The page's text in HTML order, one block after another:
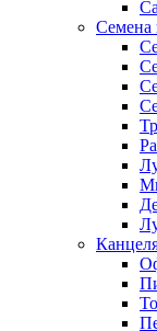
Семена